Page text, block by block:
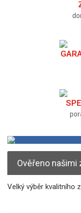
Ověřeno našimi
Velký výběr kvalitního